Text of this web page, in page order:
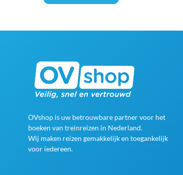
OVshop is uw betrouwbare partner voor het
boeken van treinreizen in Nederland.
Wij maken reizen gemakkelijk en toegankelijk
voor iedereen.